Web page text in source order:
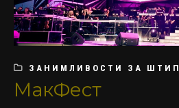
ЗАНИМЛИВОСТИ ЗА ШТИП
МакФест